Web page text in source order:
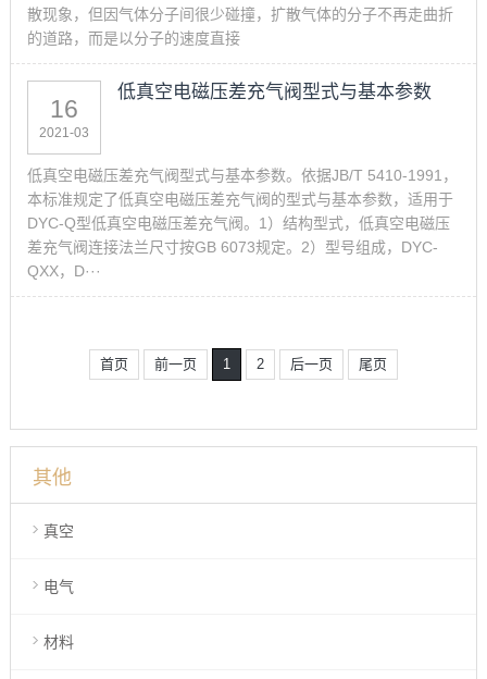
散现象，但因气体分子间很少碰撞，扩散气体的分子不再走曲折
的道路，而是以分子的速度直接
16
2021-03
低真空电磁压差充气阀型式与基本参数
低真空电磁压差充气阀型式与基本参数。依据JB/T 5410-1991，
本标准规定了低真空电磁压差充气阀的型式与基本参数，适用于
DYC-Q型低真空电磁压差充气阀。1）结构型式，低真空电磁压
差充气阀连接法兰尺寸按GB 6073规定。2）型号组成，DYC-
QXX，D···
首页 前一页 1 2 后一页 尾页
其他
真空
电气
材料